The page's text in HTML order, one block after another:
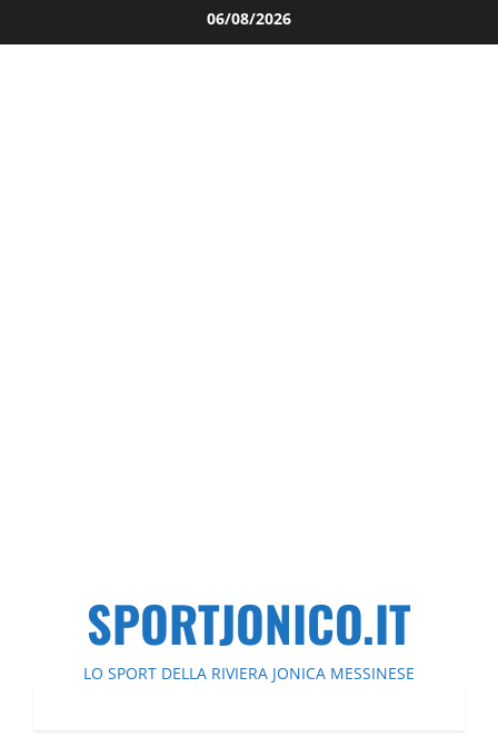
al
06/08/2026
SPORTJONICO.IT
LO SPORT DELLA RIVIERA JONICA MESSINESE